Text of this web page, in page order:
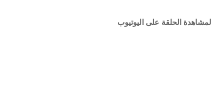
لمشاهدة الحلقة على اليوتيوب